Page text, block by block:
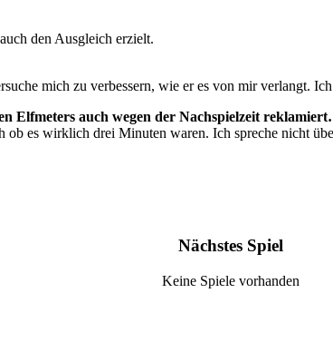
den Ausgleich erzielt.
mich zu verbessern, wie er es von mir verlangt.
Elfmeters auch wegen der Nachspielzeit
es wirklich drei Minuten waren. Ich spreche nicht
Nächstes Spiel
Keine Spiele vorhanden